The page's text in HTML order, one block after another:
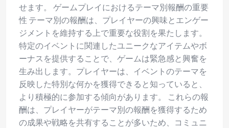
せます。 ゲームプレイにおけるテーマ別報酬の重要
性 テーマ別の報酬は、プレイヤーの興味とエンゲー
ジメントを維持する上で重要な役割を果たします。
特定のイベントに関連したユニークなアイテムやボ
ーナスを提供することで、ゲームは緊急感と興奮を
生み出します。プレイヤーは、イベントのテーマを
反映した特別な何かを獲得できると知っていると、
より積極的に参加する傾向があります。 これらの報
酬は、プレイヤーがテーマ別の報酬を獲得するため
の成果や戦略を共有することが多いため、コミュニ